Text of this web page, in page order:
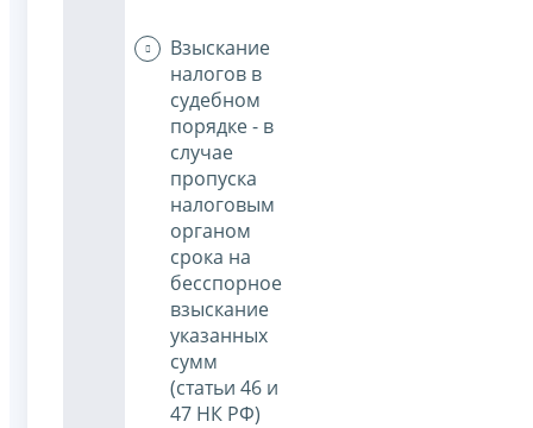
Взыскание
налогов в
судебном
порядке - в
случае
пропуска
налоговым
органом
срока на
бесспорное
взыскание
указанных
сумм
(статьи 46 и
47 НК РФ)